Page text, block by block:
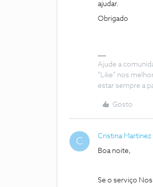
ajudar.
Obrigado
Ajude a
"Like" nos
estar sempre a
Gosto
C Cristina Martinez
Boa noite,
Se o serviço